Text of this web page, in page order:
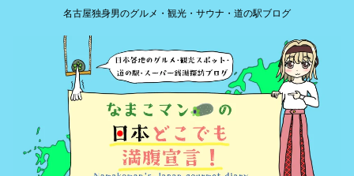
名古屋独身男のグルメ・観光・サウナ・道の駅ブログ